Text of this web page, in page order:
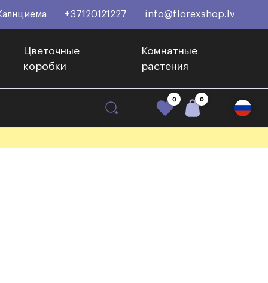
+37120121227 info@florexshop.lv
Цветочные
коробки
Комнатные
растения
0 0